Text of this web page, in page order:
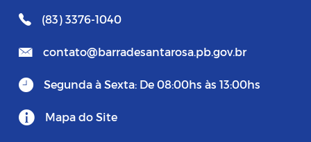
(83) 3376-1040
contato@barradesantarosa.pb.gov.br
Segunda à Sexta: De 08:00hs às 13:00hs
Mapa do Site